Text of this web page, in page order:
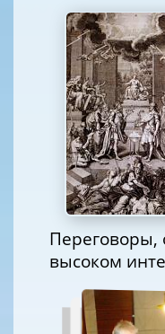
Переговоры,
высоком